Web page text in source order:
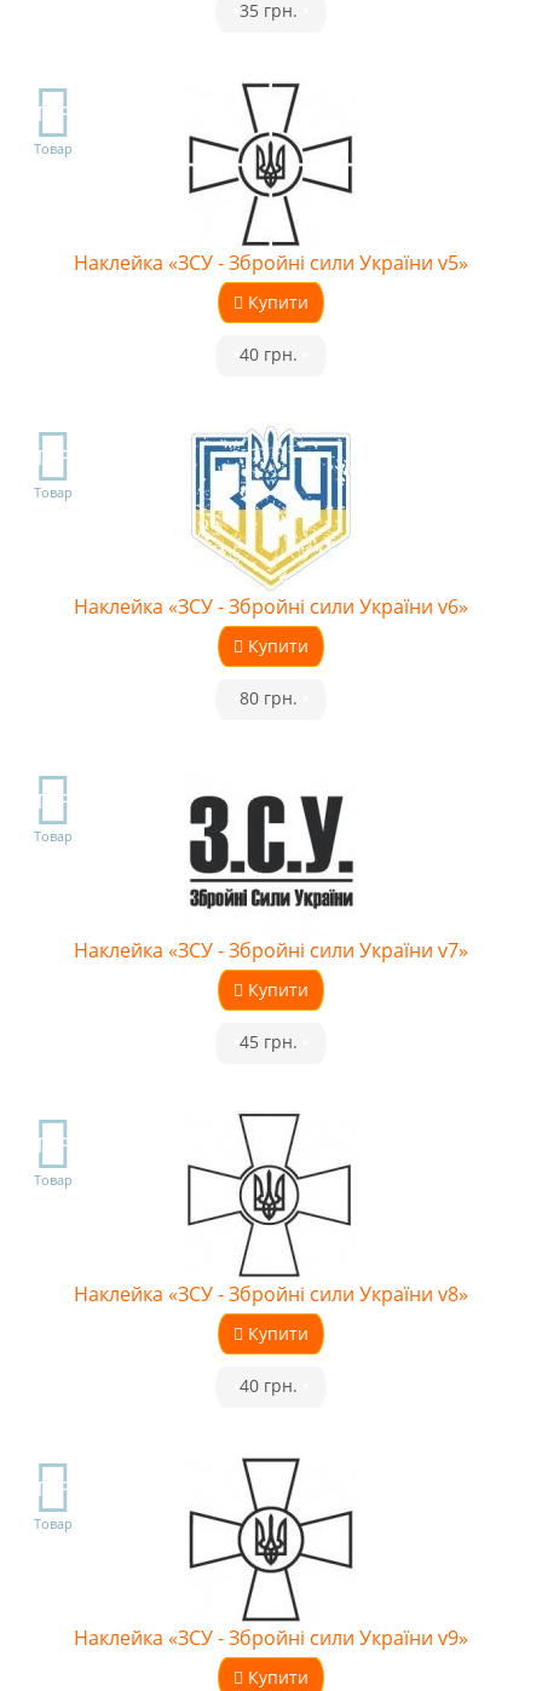
35 грн.
TOP
Товар
Наклейка «ЗСУ - Збройні сили України v5»
Купити
40 грн.
TOP
Товар
Наклейка «ЗСУ - Збройні сили України v6»
Купити
80 грн.
TOP
Товар
Наклейка «ЗСУ - Збройні сили України v7»
Купити
45 грн.
TOP
Товар
Наклейка «ЗСУ - Збройні сили України v8»
Купити
40 грн.
TOP
Товар
Наклейка «ЗСУ - Збройні сили України v9»
Купити